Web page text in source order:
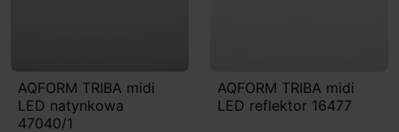
AQFORM TRIBA midi
LED natynkowa
47040/1
AQFORM TRIBA midi
LED reflektor 16477